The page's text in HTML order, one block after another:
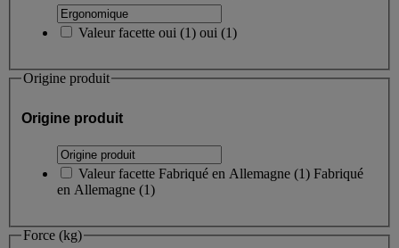
Valeur facette oui (1) oui (1)
Origine produit
Origine produit
Valeur facette Fabriqué en Allemagne (1) Fabriqué
en Allemagne (1)
Force (kg)